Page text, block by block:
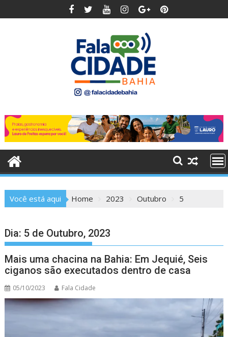
to
Você está aqui Home 2023 Outubro 5
Dia: 5 de Outubro, 2023
Mais uma chacina na Bahia: Em Jequié, Seis
ciganos são executados dentro de casa
05/10/2023 Fala Cidade